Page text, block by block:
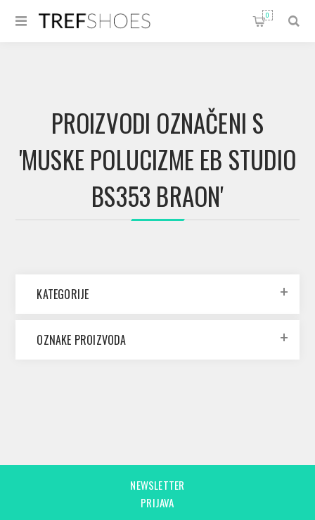
0
PROIZVODI OZNAČENI S
'MUSKE POLUCIZME EB STUDIO
BS353 BRAON'
KATEGORIJE
OZNAKE PROIZVODA
NEWSLETTER
PRIJAVA